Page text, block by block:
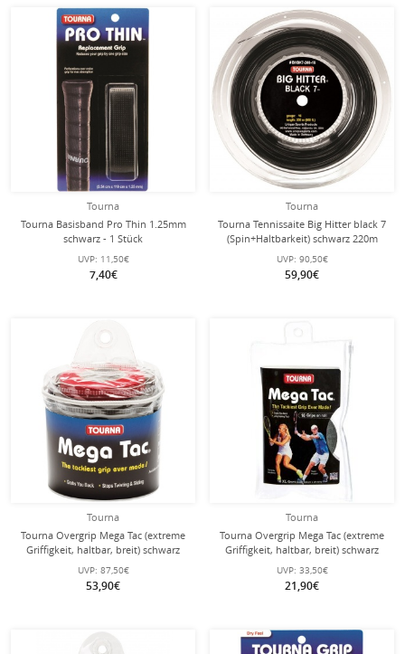
Tourna
Tourna Basisband Pro Thin 1.25mm
schwarz - 1 Stück
UVP: 11,50€
7,40€
Tourna
Tourna Tennissaite Big Hitter black 7
(Spin+Haltbarkeit) schwarz 220m
Rolle
UVP: 90,50€
59,90€
Tourna
Tourna Overgrip Mega Tac (extreme
Griffigkeit, haltbar, breit) schwarz
30er Clip-Beutel
UVP: 87,50€
53,90€
Tourna
Tourna Overgrip Mega Tac (extreme
Griffigkeit, haltbar, breit) schwarz
10er
UVP: 33,50€
21,90€